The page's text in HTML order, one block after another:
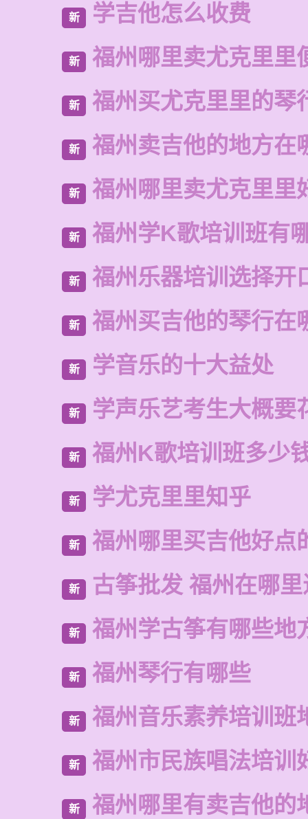
新 学吉他怎么收费
新 福州哪里卖尤克里里
新 福州买尤克里里的琴
新 福州卖吉他的地方在
新 福州哪里卖尤克里里
新 福州学K歌培训班有
新 福州乐器培训选择开
新 福州买吉他的琴行在
新 学音乐的十大益处
新 学声乐艺考生大概要
新 福州K歌培训班多少
新 学尤克里里知乎
新 福州哪里买吉他好点
新 古筝批发 福州在哪
新 福州学古筝有哪些地
新 福州琴行有哪些
新 福州音乐素养培训班
新 福州市民族唱法培训
新 福州哪里有卖吉他的